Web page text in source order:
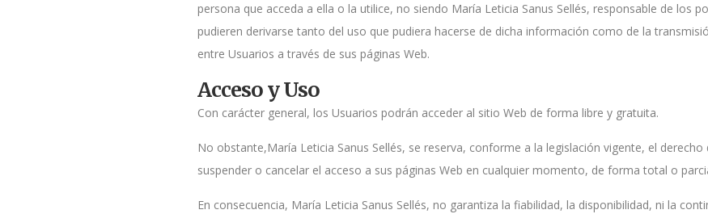
persona que acceda a ella o la utilice, no siendo María Leticia Sanus Sellés, responsable de los
pudieren derivarse tanto del uso que pudiera hacerse de dicha información como de la
entre Usuarios a través de sus páginas Web.
Acceso y Uso
Con carácter general, los Usuarios podrán acceder al sitio Web de forma libre y gratuita.
No obstante,María Leticia Sanus Sellés, se reserva, conforme a la legislación vigente, el
suspender o cancelar el acceso a sus páginas Web en cualquier momento, de forma total o
En consecuencia, María Leticia Sanus Sellés, no garantiza la fiabilidad, la disponibilidad, ni la